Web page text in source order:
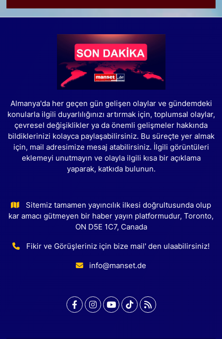
Almanya'da her geçen gün gelişen olaylar ve gündemdeki
konularla ilgili duyarlılığınızı artırmak için, toplumsal olaylar,
çevresel değişiklikler ya da önemli gelişmeler hakkında
bildiklerinizi kolayca paylaşabilirsiniz. Bu süreçte yer almak
için, mail adresimize mesaj atabilirsiniz. İlgili görüntüleri
eklemeyi unutmayın ve olayla ilgili kısa bir açıklama
yaparak, katkıda bulunun.
Sitemiz tamamen yayıncılık ilkesi doğrultusunda olup
kar amacı gütmeyen bir haber yayın platformudur, Toronto,
ON D5E 1C7, Canada
Fikir ve Görüşleriniz için bize mail' den ulaabilirsiniz!
info@manset.de